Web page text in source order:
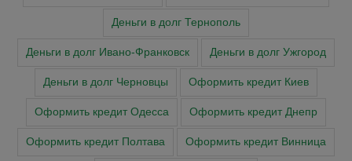
Деньги в долг Тернополь
Деньги в долг Ивано-Франковск Деньги в долг Ужгород
Деньги в долг Черновцы Оформить кредит Киев
Оформить кредит Одесса Оформить кредит Днепр
Оформить кредит Полтава Оформить кредит Винница